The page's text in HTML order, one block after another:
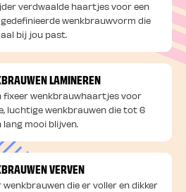
verdwaalde haartjes voor een
wenkbrauwvorm die
bij jou past.
LAMINEREN
fixeer wenkbrauwhaartjes voor
luchtige wenkbrauwen die tot 6
lang mooi blijven.
VERVEN
wenkbrauwen die er voller en dikker